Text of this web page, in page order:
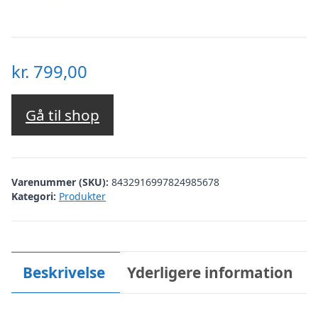
kr. 799,00
Gå til shop
Varenummer (SKU): 8432916997824985678
Kategori: Produkter
Beskrivelse Yderligere information